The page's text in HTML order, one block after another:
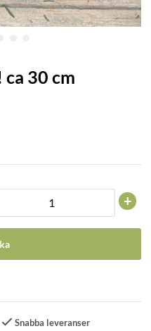
30 cm
+
Snabba leveranser